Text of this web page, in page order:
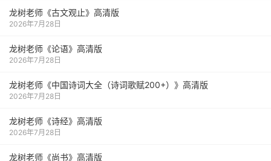
龙树老师《古文观止》高清版
2026年7月28日
龙树老师《论语》高清版
2026年7月28日
龙树老师《中国诗词大全（诗词歌赋200+）》高清版
2026年7月28日
龙树老师《诗经》高清版
2026年7月28日
龙树老师《尚书》高清版